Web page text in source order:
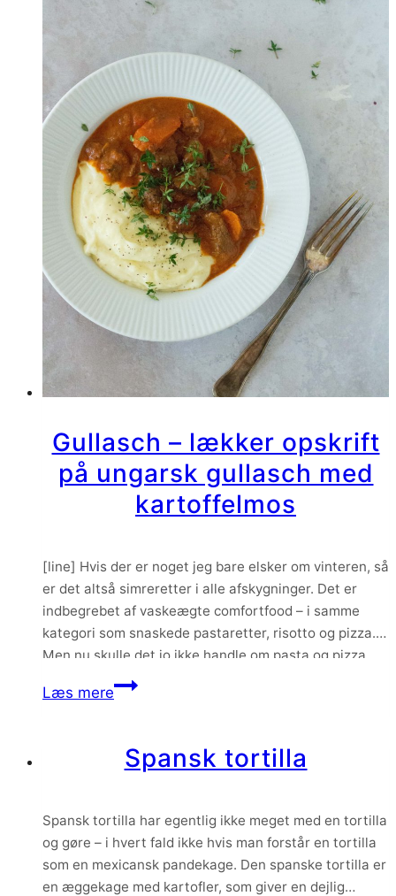
med
yndlingspizza
Gullasch – lækker opskrift
på ungarsk gullasch med
kartoffelmos
[line] Hvis der er noget jeg bare elsker om vinteren, så
er det altså simreretter i alle afskygninger. Det er
indbegrebet af vaskeægte comfortfood – i samme
kategori som snaskede pastaretter, risotto og pizza.
Men nu skulle det jo ikke handle om pasta og pizza,
men i stedet om denne her VIRKELIG lækre gullasch
som…
Læs mereGullasch
opskrift
gullasch
med
kartoffelmos
Spansk tortilla
Spansk tortilla har egentlig ikke meget med en tortilla
og gøre – i hvert fald ikke hvis man forstår en tortilla
som en mexicansk pandekage. Den spanske tortilla er
en æggekage med kartofler, som giver en dejlig